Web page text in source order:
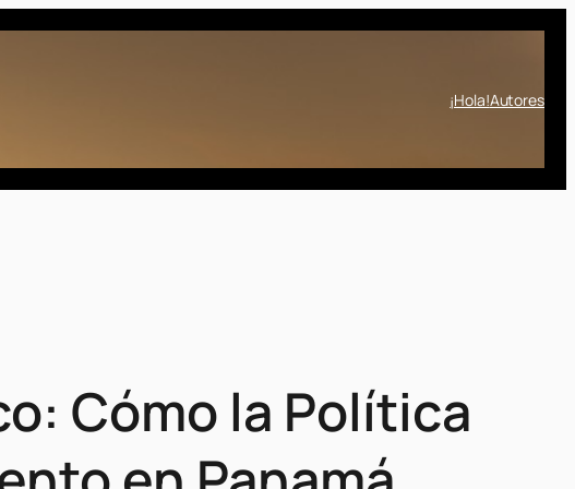
¡Hola!Autores
Cómo la Política